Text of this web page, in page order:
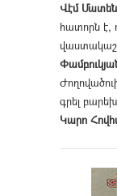
Վէմ
հատորն է,
գրել
Կարո